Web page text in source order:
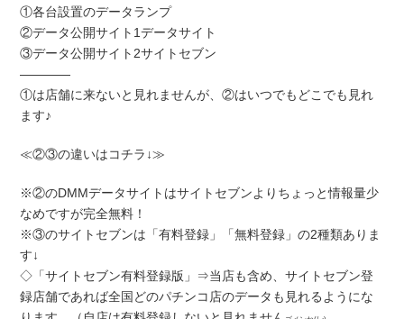
①各台設置のデータランプ
②データ公開サイト1データサイト
③データ公開サイト2サイトセブン
――――
①は店舗に来ないと見れませんが、②はいつでもどこでも見れ
ます♪
≪②③の違いはコチラ↓≫
※②のDMMデータサイトはサイトセブンよりちょっと情報量少
なめですが完全無料！
※③のサイトセブンは「有料登録」「無料登録」の2種類ありま
す↓
◇「サイトセブン有料登録版」⇒当店も含め、サイトセブン登
録店舗であれば全国どのパチンコ店のデータも見れるようにな